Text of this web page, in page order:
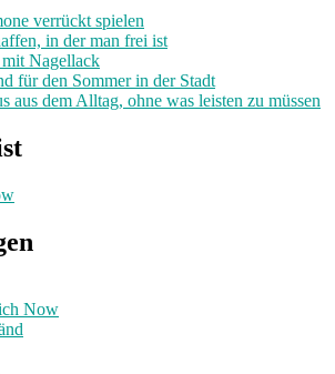
verrückt spielen
in der man frei ist
Nagellack
für den Sommer in der Stadt
aus dem Alltag, ohne was leisten zu müssen
Now